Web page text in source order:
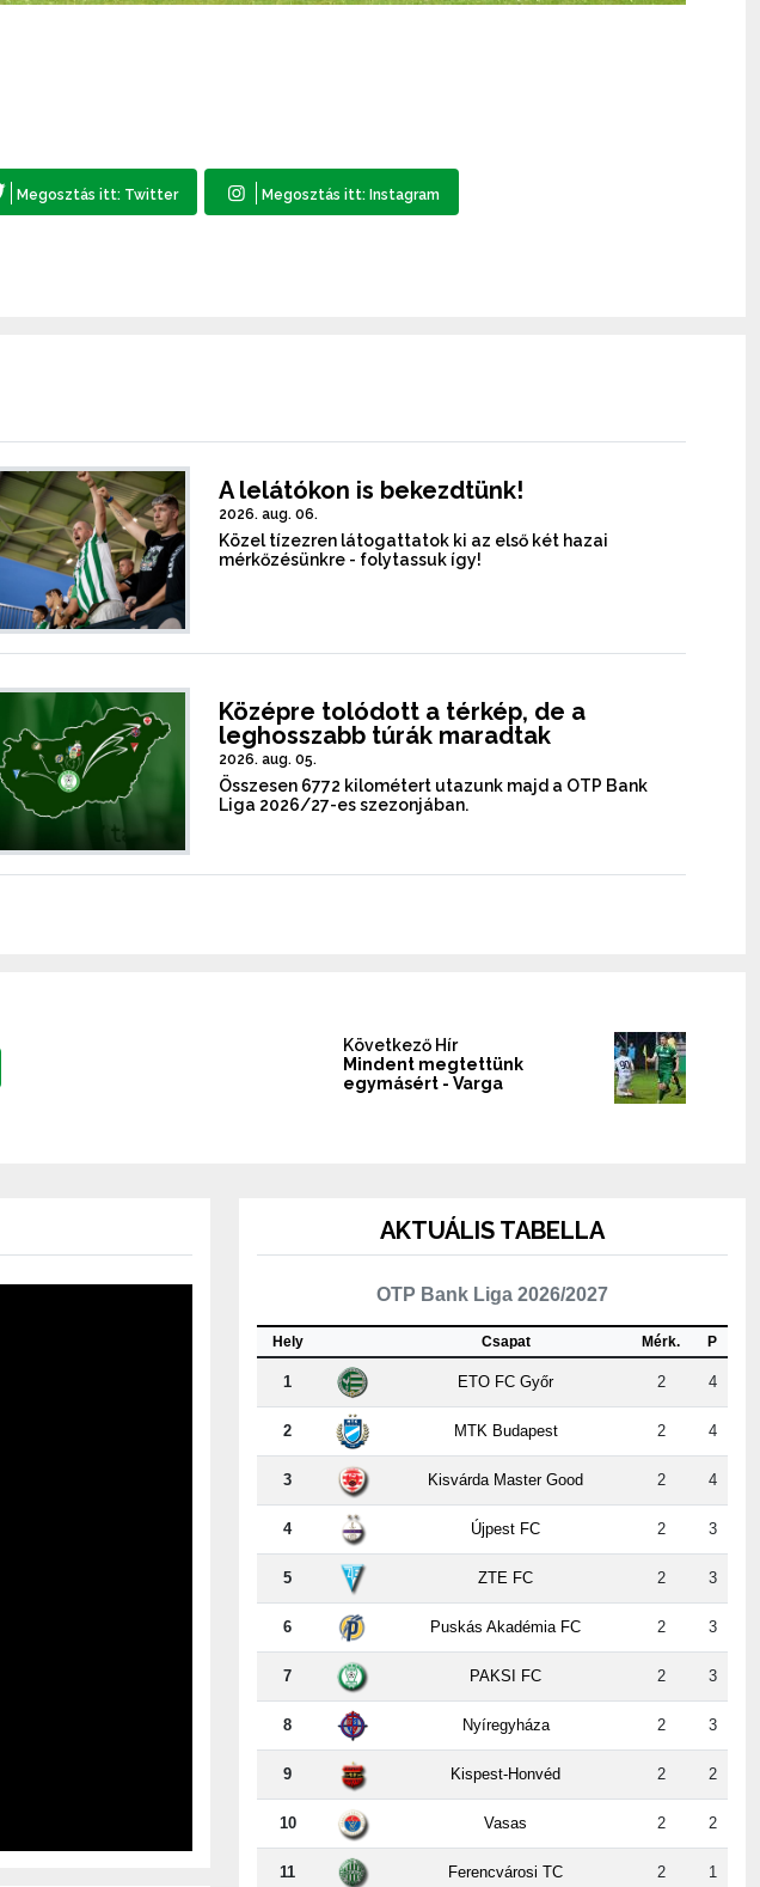
A lelátókon is bekezdtünk!
2026. aug. 06.
Közel tízezren látogattatok ki az első két hazai
mérkőzésünkre - folytassuk így!
Középre tolódott a térkép, de a
leghosszabb túrák maradtak
2026. aug. 05.
Összesen 6772 kilométert utazunk majd a OTP Bank
Liga 2026/27-es szezonjában.
Következő Hír
Mindent megtettünk
egymásért - Varga
AKTUÁLIS TABELLA
OTP Bank Liga 2026/2027
Hely Csapat Mérk. P
1 ETO FC Győr 2 4
2 MTK Budapest 2 4
3 Kisvárda Master Good 2 4
4 Újpest FC 2 3
5 ZTE FC 2 3
6 Puskás Akadémia FC 2 3
7 PAKSI FC 2 3
8 Nyíregyháza 2 3
9 Kispest-Honvéd 2 2
10 Vasas 2 2
11 Ferencvárosi TC 2 1